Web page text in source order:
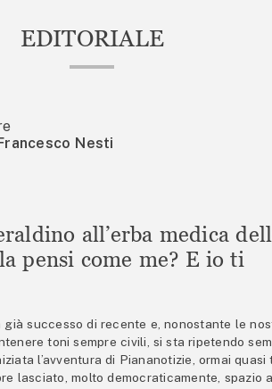
EDITORIALE
Nesti
all’erba medica
pensi come me? E io ti
già successo di recente e, nonostante le
toni sempre civili, si sta ripetendo
l’avventura di Piananotizie, ormai quasi
lasciato, molto democraticamente, spazio